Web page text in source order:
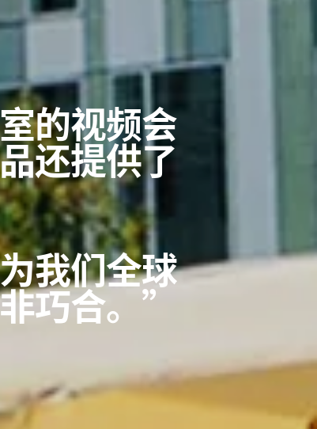
的视频会
还提供了
我们全球
巧合。”